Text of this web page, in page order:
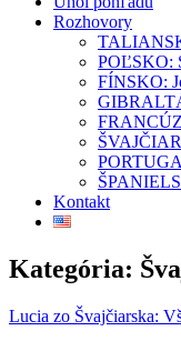
Rozhovory
POĽSKO:
FÍNSKO:
Kontakt
Kategória:
Lucia zo Švajčiarska: